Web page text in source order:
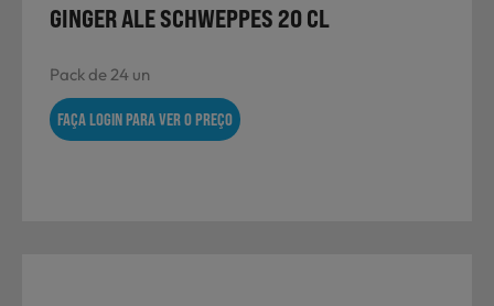
GINGER ALE SCHWEPPES 20 CL
Pack de 24 un
FAÇA LOGIN PARA VER O PREÇO